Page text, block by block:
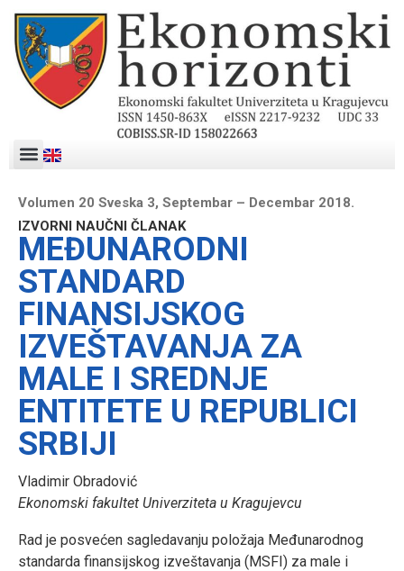
Volumen 20 Sveska 3, Septembar – Decembar 2018.
IZVORNI NAUČNI ČLANAK
MEĐUNARODNI
STANDARD
FINANSIJSKOG
IZVEŠTAVANJA ZA
MALE I SREDNJE
ENTITETE U REPUBLICI
SRBIJI
Vladimir Obradović
Ekonomski fakultet Univerziteta u Kragujevcu
Rad je posvećen sagledavanju položaja Međunarodnog
standarda finansijskog izveštavanja (MSFI) za male i